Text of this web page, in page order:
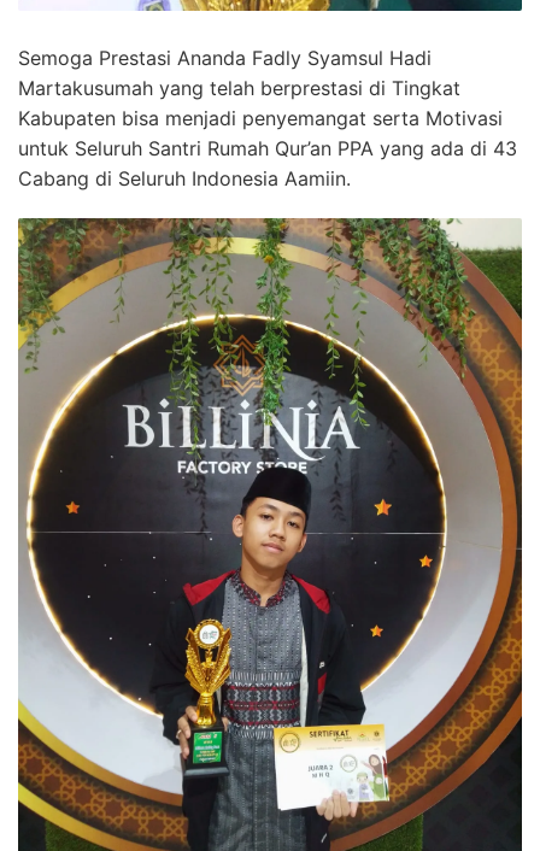
Semoga Prestasi Ananda Fadly Syamsul Hadi
Martakusumah yang telah berprestasi di Tingkat
Kabupaten bisa menjadi penyemangat serta Motivasi
untuk Seluruh Santri Rumah Qur’an PPA yang ada di 43
Cabang di Seluruh Indonesia Aamiin.